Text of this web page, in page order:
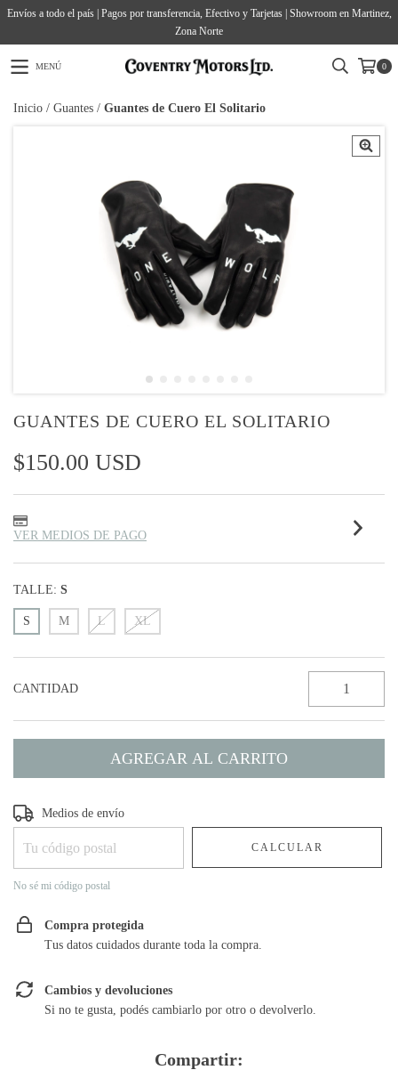
Envíos a todo el país | Pagos por transferencia, Efectivo y Tarjetas | Showroom en Martinez,
Zona Norte
MENÚ 0
Inicio / Guantes / Guantes de Cuero El Solitario
GUANTES DE CUERO EL SOLITARIO
$150.00 USD
VER MEDIOS DE PAGO
TALLE: S
S M L XL
CANTIDAD
Entregas para el CP:
Medios de envío
CALCULAR
No sé mi código postal
Compra protegida
Tus datos cuidados durante toda la compra.
Cambios y devoluciones
Si no te gusta, podés cambiarlo por otro o devolverlo.
Compartir: